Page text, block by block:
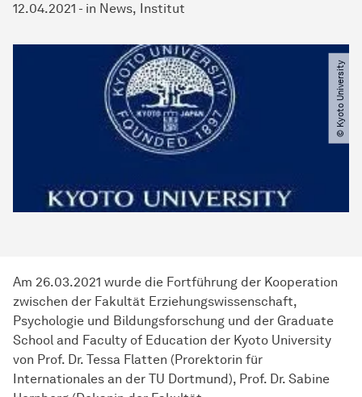
12.04.2021 - in News Institut
© Kyoto University
Am 26.03.2021 wurde die Fortführung der Kooperation
zwischen der Fakultät Erziehungswissenschaft,
Psychologie und Bildungsforschung und der Graduate
School and Faculty of Education der Kyoto University
von Prof. Dr. Tessa Flatten (Prorektorin für
Internationales an der TU Dortmund), Prof. Dr. Sabine